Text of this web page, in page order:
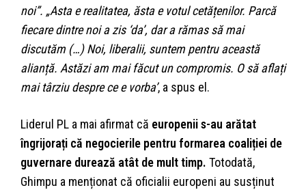
noi”. „Asta e realitatea, ăsta e votul cetățenilor. Parcă
fiecare dintre noi a zis ‘da’, dar a rămas să mai
discutăm (…) Noi, liberalii, suntem pentru această
alianță. Astăzi am mai făcut un compromis. O să aflați
mai târziu despre ce e vorba’, a spus el.
Liderul PL a mai afirmat că europenii s-au arătat
îngrijorați că negocierile pentru formarea coaliției de
guvernare durează atât de mult timp. Totodată,
Ghimpu a menționat că oficialii europeni au susținut